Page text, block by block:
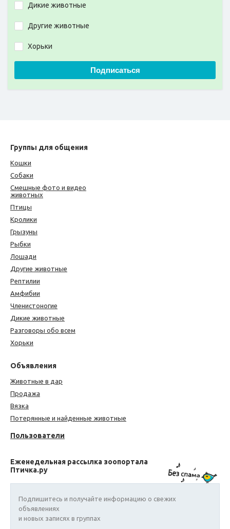
Дикие животные
Другие животные
Хорьки
Подписаться
Группы для общения
Кошки
Собаки
Смешные фото и видео
животных
Птицы
Кролики
Грызуны
Рыбки
Лошади
Другие животные
Рептилии
Амфибии
Членистоногие
Дикие животные
Разговоры обо всем
Хорьки
Объявления
Животные в дар
Продажа
Вязка
Потерянные и найденные животные
Пользователи
Еженедельная рассылка зоопортала
Птичка.ру
Подпишитесь и получайте информацию о свежих
объявлениях
и новых записях в группах